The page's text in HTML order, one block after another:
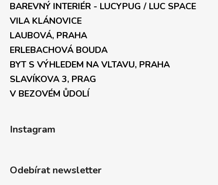
BAREVNÝ INTERIÉR - LUCYPUG / LUC SPACE
VILA KLÁNOVICE
LAUBOVÁ, PRAHA
ERLEBACHOVÁ BOUDA
BYT S VÝHLEDEM NA VLTAVU, PRAHA
SLAVÍKOVA 3, PRAG
V BEZOVÉM ŮDOLÍ
Instagram
Odebírat newsletter